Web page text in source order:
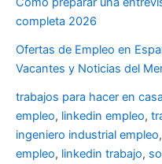
completa 2026
Ofertas de Empleo en
Vacantes y Noticias del
trabajos para hacer en casa
empleo, linkedin empleo,
ingeniero industrial empleo,
empleo, linkedin trabajo,